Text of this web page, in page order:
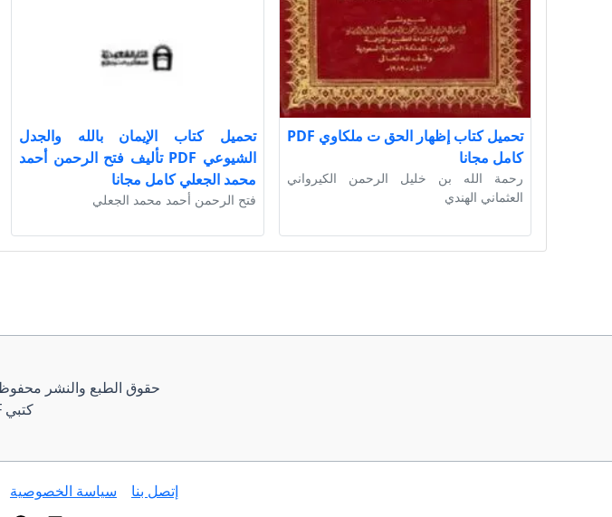
تحميل كتاب إظهار الحق ت ملكاوي PDF
كامل مجانا
رحمة الله بن خليل الرحمن الكيرواني
العثماني الهندي
تحميل كتاب الإيمان بالله والجدل
الشيوعي PDF تأليف فتح الرحمن أحمد
محمد الجعلي كامل مجانا
فتح الرحمن أحمد محمد الجعلي
كتبي PDF
إتصل بنا سياسة الخصوصية